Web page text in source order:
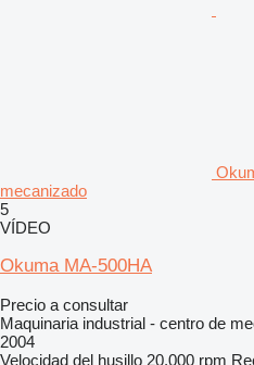
mecanizado
5
VÍDEO
Okuma MA-500HA
Precio a consultar
Maquinaria industrial - centro de
2004
Velocidad del husillo 20,000 rpm